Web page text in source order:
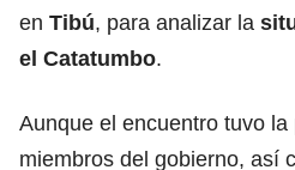
en Tibú, para analizar la
el Catatumbo.
Aunque el encuentro tuvo
miembros del gobierno, así